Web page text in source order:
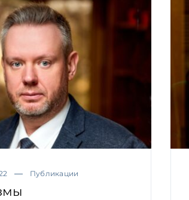
Публикации